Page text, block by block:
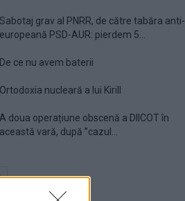
Sabotaj grav al PNRR, de către tabăra anti-
europeană PSD-AUR: pierdem 5...
De ce nu avem baterii
Ortodoxia nucleară a lui Kirill
A doua operațiune obscenă a DIICOT în
această vară, după ”cazul...